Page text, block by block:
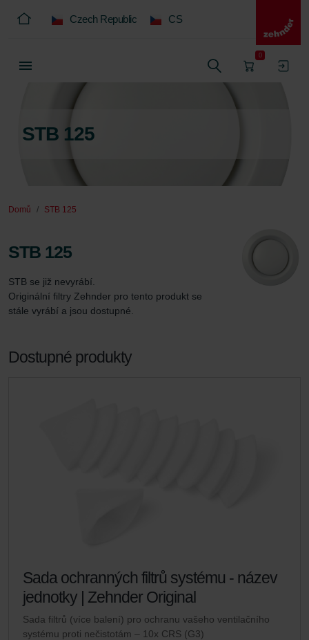
Czech Republic CS
0
STB 125
Domů STB 125
STB 125
STB se již nevyrábí.
Originální filtry Zehnder pro tento produkt se
stále vyrábí a jsou dostupné.
Dostupné produkty
Sada ochranných filtrů systému - název
jednotky | Zehnder Original
Sada filtrů (více balení) pro ochranu vašeho ventilačního
systému proti nečistotám – 10x CRS (G3)